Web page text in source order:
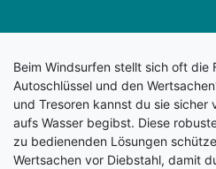
Beim Windsurfen stellt sich oft die
Autoschlüssel und den
und Tresoren kannst du sie
aufs Wasser begibst. Diese
zu bedienenden Lösungen
Wertsachen vor Diebstahl, damit